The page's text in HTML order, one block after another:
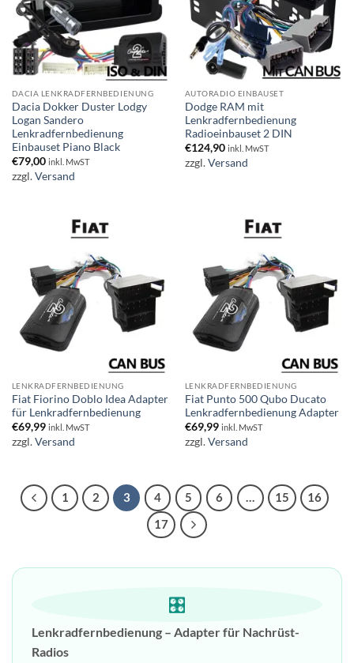
DACIA LENKRADFERNBEDIENUNG
Dacia Dokker Duster Lodgy
Logan Sandero
Lenkradfernbedienung
Einbauset Piano Black
€79,00 inkl. MwST
zzgl.Versand
AUTORADIO EINBAUSET
Dodge RAM mit
Lenkradfernbedienung
Radioeinbauset 2 DIN
€124,90 inkl. MwST
zzgl.Versand
LENKRADFERNBEDIENUNG
Fiat Fiorino Doblo Idea Adapter
für Lenkradfernbedienung
€69,99 inkl. MwST
zzgl.Versand
LENKRADFERNBEDIENUNG
Fiat Punto 500 Qubo Ducato
Lenkradfernbedienung Adapter
€69,99 inkl. MwST
zzgl.Versand
1 2 3 4 5 6 … 15
16
17
🎛️
Lenkradfernbedienung – Adapter für Nachrüst-
Radios